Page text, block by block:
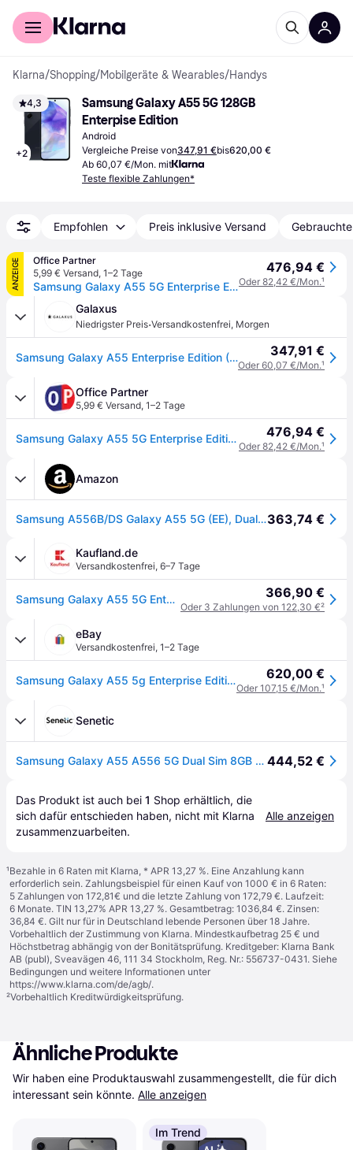
Für Shopper
Klarna/Shopping/Mobilgeräte & Wearables/Handys
4,3
+2
Samsung Galaxy A55 5G 128GB
Enterpise Edition
Android
Vergleiche Preise von347,91 €bis620,00 €
Ab 60,07 €/Mon. mit
Teste flexible Zahlungen*
Empfohlen Preis inklusive Versand
ANZEIGE
Office Partner
5,99 € Versand, 1–2 Tage
Samsung Galaxy A55 5G Enterprise Edition 128GB, Awesome Navy
476,94 €
Oder 82,42 €/Mon.¹
Galaxus
Niedrigster Preis·Versandkostenfrei, Morgen
Samsung Galaxy A55 Enterprise Edition (128GB, Awesome Navy, 6.60", Hybrid Dual SIM, 5G), Smartphone, Blau 347,91 €
Oder 60,07 €/Mon.¹
Office Partner
5,99 € Versand, 1–2 Tage
Samsung Galaxy A55 5G Enterprise Edition 128GB, Awesome Navy 476,94 €
Oder 82,42 €/Mon.¹
Amazon
Samsung A556B/DS Galaxy A55 5G (EE), Dual, 128GB, 8GB RAM, Fantastisches Marineblau363,74 €
Kaufland.de
Versandkostenfrei, 6–7 Tage
Samsung Galaxy A55 5G Enterprise Edition , 16,8 cm (6.6"), 8 GB, 128 GB, 50 MP, Android 14, Navy 366,90 €
Oder 3 Zahlungen von 122,30 €²
eBay
Versandkostenfrei, 1–2 Tage
Samsung Galaxy A55 5g Enterprise Edition 16,83cm 6,6zoll 8gb 128gb Black 620,00 €
Oder 107,15 €/Mon.¹
Senetic
Samsung Galaxy A55 A556 5G Dual Sim 8GB RAM 128GB Navy SM-A556BZKAEEB 444,52 €
Das Produkt ist auch bei 1 Shop erhältlich, die
sich dafür entschieden haben, nicht mit Klarna
zusammenzuarbeiten.
Alle anzeigen
¹Bezahle in 6 Raten mit Klarna, * APR 13,27 %. Eine Anzahlung kann
erforderlich sein. Zahlungsbeispiel für einen Kauf von 1000 € in 6 Raten:
5 Zahlungen von 172,81€ und die letzte Zahlung von 172,79 €. Laufzeit:
6 Monate. TIN 13,27% APR 13,27 %. Gesamtbetrag: 1036,84 €. Zinsen:
36,84 €. Gilt nur für in Deutschland lebende Personen über 18 Jahre.
Vorbehaltlich der Zustimmung von Klarna. Mindestkaufbetrag 25 € und
Höchstbetrag abhängig von der Bonitätsprüfung. Kreditgeber: Klarna Bank
AB (publ), Sveavägen 46, 111 34 Stockholm, Reg. Nr.: 556737-0431. Siehe
Bedingungen und weitere Informationen unter
https://www.klarna.com/de/agb/.
²Vorbehaltlich Kreditwürdigkeitsprüfung.
Ähnliche Produkte
Wir haben eine Produktauswahl zusammengestellt, die für dich
interessant sein könnte. Alle anzeigen
Im Trend